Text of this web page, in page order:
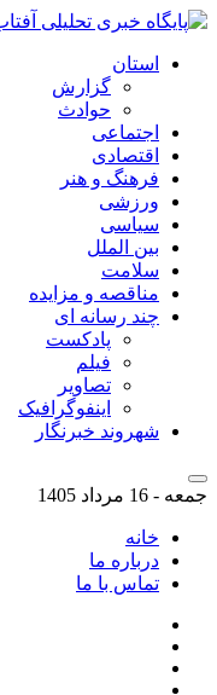
استان
گزارش
حوادث
اجتماعی
اقتصادی
فرهنگ و هنر
ورزشی
سیاسی
بین الملل
سلامت
مناقصه و مزایده
چند رسانه ای
پادکست
فیلم
تصاویر
اینفوگرافیک
شهروند خبرنگار
جمعه - 16 مرداد 1405
خانه
درباره ما
تماس با ما